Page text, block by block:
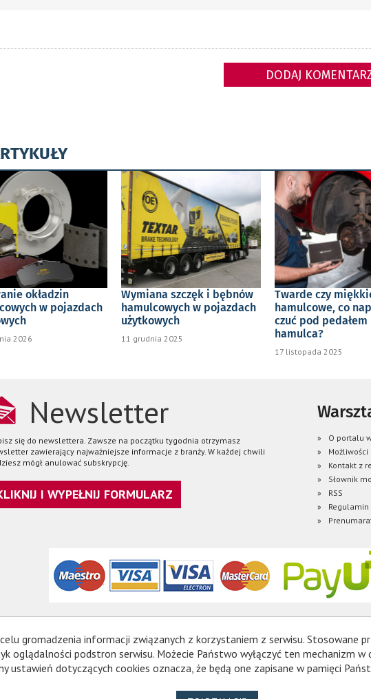
DODAJ
okładzin
w pojazdach
2026
Wymiana szczęk i bębnów
hamulcowych w pojazdach
użytkowych
11 grudnia 2025
Twarde czy
hamulcowe, co
czuć pod pedałem
hamulca?
17 listopada 2025
Newsletter
się do newslettera. Zawsze na początku tygodnia otrzymasz
zawierający najważniejsze informacje z branży. W każdej chwili
mógł anulować subskrypcję.
I WYPEŁNIJ FORMULARZ
O portalu
Kontakt z
Słownik
RSS
Regulamin
gromadzenia informacji związanych z korzystaniem z serwisu. Stosowane
oglądalności podstron serwisu. Możecie Państwo wyłączyć ten mechanizm
ustawień dotyczących cookies oznacza, że będą one zapisane w pamięci